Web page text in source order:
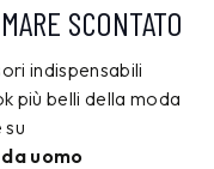
SCONTATO
indispensabili
più belli della moda
su
uomo